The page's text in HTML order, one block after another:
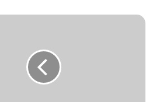
كيف